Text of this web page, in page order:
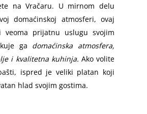
na Vračaru. U mirnom delu
domaćinskoj atmosferi, ovaj
veoma prijatnu uslugu svojim
ga domaćinska atmosfera,
i kvalitetna kuhinja. Ako volite
ispred je veliki platan koji
hlad svojim gostima.